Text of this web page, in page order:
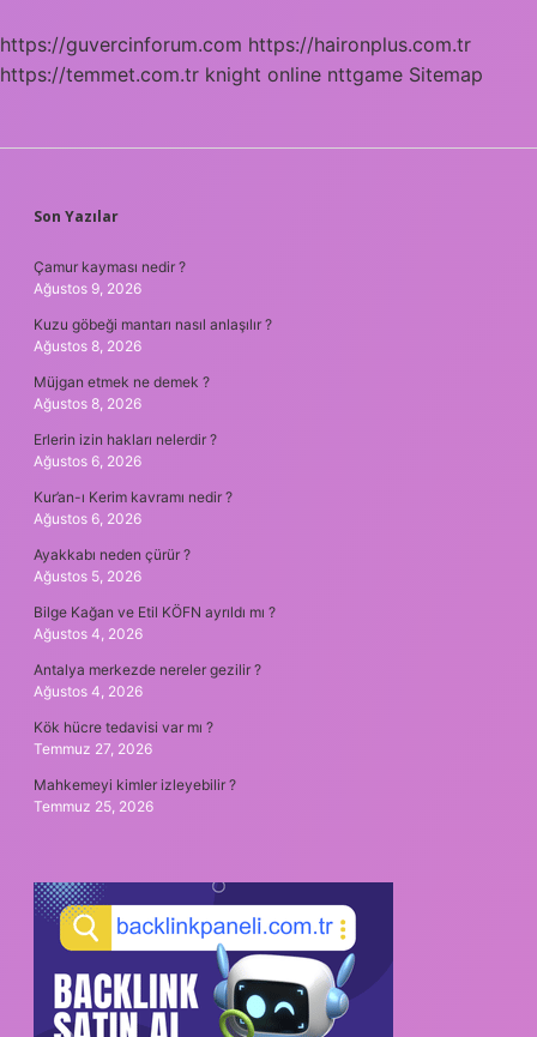
https://guvercinforum.com https://haironplus.com.tr
https://temmet.com.tr knight online nttgame Sitemap
SIDEBAR
Son Yazılar
Çamur kayması nedir ?
Ağustos 9, 2026
Kuzu göbeği mantarı nasıl anlaşılır ?
Ağustos 8, 2026
Müjgan etmek ne demek ?
Ağustos 8, 2026
Erlerin izin hakları nelerdir ?
Ağustos 6, 2026
Kur’an-ı Kerim kavramı nedir ?
Ağustos 6, 2026
Ayakkabı neden çürür ?
Ağustos 5, 2026
Bilge Kağan ve Etil KÖFN ayrıldı mı ?
Ağustos 4, 2026
Antalya merkezde nereler gezilir ?
Ağustos 4, 2026
Kök hücre tedavisi var mı ?
Temmuz 27, 2026
Mahkemeyi kimler izleyebilir ?
Temmuz 25, 2026